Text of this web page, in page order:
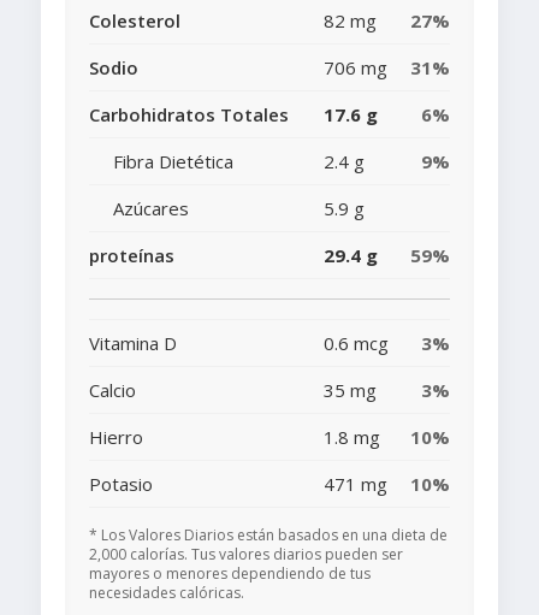
Colesterol
82 mg
27%
Sodio
706 mg
31%
Carbohidratos Totales
17.6 g
6%
Fibra Dietética
2.4 g
9%
Azúcares
5.9 g
proteínas
29.4 g 59%
Vitamina D 0.6 mcg
3%
Calcio
35 mg
3%
Hierro
1.8 mg
10%
Potasio
471 mg 10%
* Los Valores Diarios están basados en una dieta de
2,000 calorías. Tus valores diarios pueden ser
mayores o menores dependiendo de tus
necesidades calóricas.